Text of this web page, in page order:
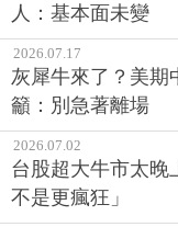
人：基本面未變
2026.07.17
灰犀牛來了？美期
籲：別急著離場
2026.07.02
台股超大牛市太晚
不是更瘋狂」